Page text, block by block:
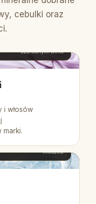
cebulki oraz
czerwonym winie
i włosów
marki.
wzrost energii w
mieszku